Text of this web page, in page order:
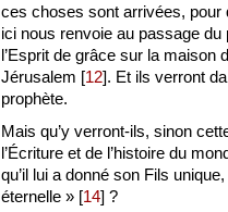
ces choses sont arrivées, pour
ici nous renvoie au passage du
l’Esprit de grâce sur la maison
Jérusalem [12]. Et ils verront
prophète.
Mais qu’y verront-ils, sinon
l’Écriture et de l’histoire du
qu’il lui a donné son Fils
éternelle » [14] ?